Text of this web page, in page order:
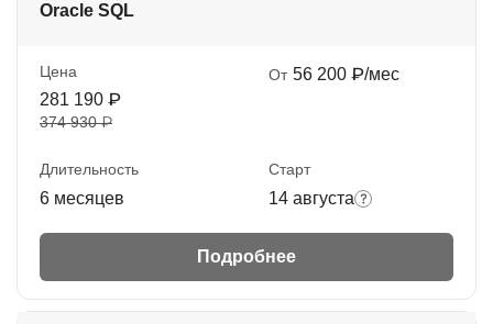
Oracle SQL
Цена
281 190 ₽
374 930 ₽
От 56 200 ₽/мес
Длительность
6 месяцев
Старт
14 августа
Подробнее